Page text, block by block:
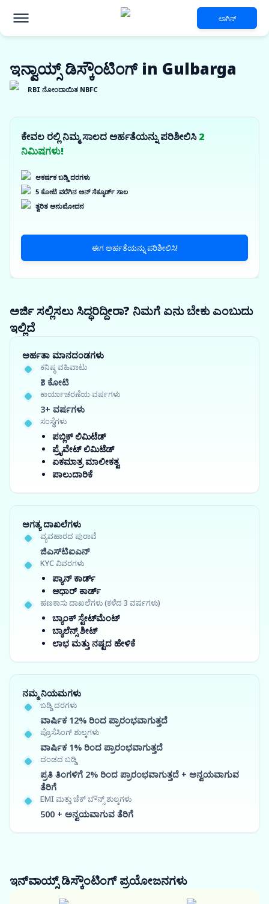
ಲಾಗಿನ್
ಇನ್ವಾಯ್ಸ್ ಡಿಸ್ಕೌಂಟಿಂಗ್ in Gulbarga
RBI ನೋಂದಾಯಿತ NBFC
ಕೇವಲ ರಲ್ಲಿ ನಿಮ್ಮ ಸಾಲದ ಅರ್ಹತೆಯನ್ನು ಪರಿಶೀಲಿಸಿ2
ನಿಮಿಷಗಳು!
ಆಕರ್ಷಕ ಬಡ್ಡಿ ದರಗಳು
5 ಕೋಟಿ ವರೆಗಿನ ಅನ್ ಸೆಕ್ಯೂರ್ಡ್ ಸಾಲ
ತ್ವರಿತ ಅನುಮೋದನ
ಈಗ ಅರ್ಹತೆಯನ್ನು ಪರಿಶೀಲಿಸಿ!
ಅರ್ಜಿ ಸಲ್ಲಿಸಲು ಸಿದ್ಧರಿದ್ದೀರಾ? ನಿಮಗೆ ಏನು ಬೇಕು ಎಂಬುದು
ಇಲ್ಲಿದೆ
ಅರ್ಹತಾ ಮಾನದಂಡಗಳು
ಕನಿಷ್ಠ ವಹಿವಾಟು
₹3 ಕೋಟಿ
ಕಾರ್ಯಾಚರಣೆಯ ವರ್ಷಗಳು
3+ ವರ್ಷಗಳು
ಸಂಸ್ಥೆಗಳು
ಪಬ್ಲಿಕ್ ಲಿಮಿಟೆಡ್
ಪ್ರೈವೇಟ್ ಲಿಮಿಟೆಡ್
ಏಕಮಾತ್ರ ಮಾಲೀಕತ್ವ
ಪಾಲುದಾರಿಕೆ
ಅಗತ್ಯ ದಾಖಲೆಗಳು
ವ್ಯವಹಾರದ ಪುರಾವೆ
ಜಿಎಸ್‍ಟಿಐಎನ್
KYC ವಿವರಗಳು
ಪ್ಯಾನ್ ಕಾರ್ಡ್
ಆಧಾರ್ ಕಾರ್ಡ್
ಹಣಕಾಸು ದಾಖಲೆಗಳು (ಕಳೆದ 3 ವರ್ಷಗಳು)
ಬ್ಯಾಂಕ್ ಸ್ಟೇಟ್‌ಮೆಂಟ್
ಬ್ಯಾಲೆನ್ಸ್ ಶೀಟ್
ಲಾಭ ಮತ್ತು ನಷ್ಟದ ಹೇಳಿಕೆ
ನಮ್ಮ ನಿಯಮಗಳು
ಬಡ್ಡಿ ದರಗಳು
ವಾರ್ಷಿಕ 12% ರಿಂದ ಪ್ರಾರಂಭವಾಗುತ್ತದೆ
ಪ್ರೊಸೆಸಿಂಗ್ ಶುಲ್ಕಗಳು
ವಾರ್ಷಿಕ 1% ರಿಂದ ಪ್ರಾರಂಭವಾಗುತ್ತದೆ
ದಂಡದ ಬಡ್ಡಿ
ಪ್ರತಿ ತಿಂಗಳಿಗೆ 2% ರಿಂದ ಪ್ರಾರಂಭವಾಗುತ್ತದೆ + ಅನ್ವಯವಾಗುವ
ತೆರಿಗೆ
EMI ಮತ್ತು ಚೆಕ್ ಬೌನ್ಸ್ ಶುಲ್ಕಗಳು
500 + ಅನ್ವಯವಾಗುವ ತೆರಿಗೆ
ಇನ್‌ವಾಯ್ಸ್ ಡಿಸ್ಕೌಂಟಿಂಗ್ಪ್ರಯೋಜನಗಳು